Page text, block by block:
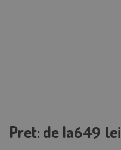
Pret: de la649 lei